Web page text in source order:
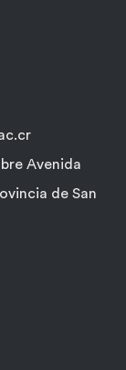
Avenida
de San